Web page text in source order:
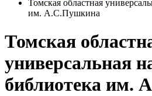
Томская областная
им. А.С.Пушкина
Томская
универсальная
библиотека им.